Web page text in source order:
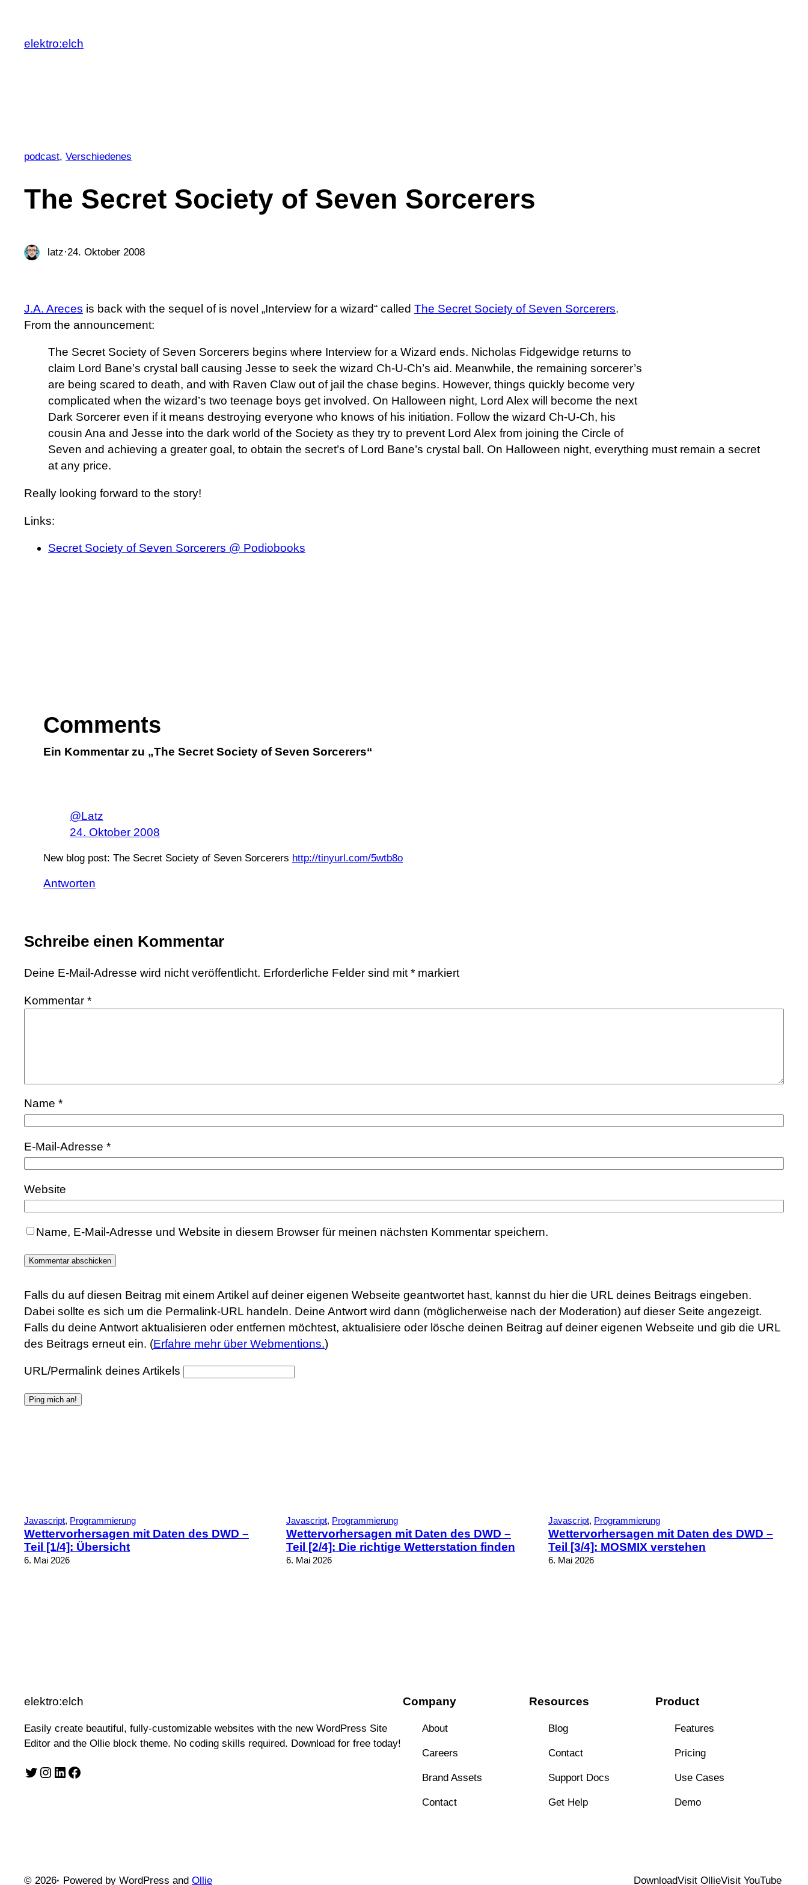
springen
elektro:elch
podcast, Verschiedenes
The Secret Society of Seven Sorcerers
latz·24. Oktober 2008
J.A. Areces is back with the sequel of is novel „Interview for a wizard“ called The Secret Society of Seven Sorcerers.
From the announcement:
The Secret Society of Seven Sorcerers begins where Interview for a Wizard ends. Nicholas Fidgewidge returns to
claim Lord Bane’s crystal ball causing Jesse to seek the wizard Ch-U-Ch’s aid. Meanwhile, the remaining sorcerer’s
are being scared to death, and with Raven Claw out of jail the chase begins. However, things quickly become very
complicated when the wizard’s two teenage boys get involved. On Halloween night, Lord Alex will become the next
Dark Sorcerer even if it means destroying everyone who knows of his initiation. Follow the wizard Ch-U-Ch, his
cousin Ana and Jesse into the dark world of the Society as they try to prevent Lord Alex from joining the Circle of
Seven and achieving a greater goal, to obtain the secret’s of Lord Bane’s crystal ball. On Halloween night, everything must remain a secret
at any price.
Really looking forward to the story!
Links:
Secret Society of Seven Sorcerers @ Podiobooks
Comments
Ein Kommentar zu „The Secret Society of Seven Sorcerers“
@Latz
24. Oktober 2008
New blog post: The Secret Society of Seven Sorcerers http://tinyurl.com/5wtb8o
Antworten
Schreibe einen Kommentar
Deine E-Mail-Adresse wird nicht veröffentlicht. Erforderliche Felder sind mit * markiert
Kommentar *
Name *
E-Mail-Adresse *
Website
Name, E-Mail-Adresse und Website in diesem Browser für meinen nächsten Kommentar speichern.
Falls du auf diesen Beitrag mit einem Artikel auf deiner eigenen Webseite geantwortet hast, kannst du hier die URL deines Beitrags eingeben.
Dabei sollte es sich um die Permalink-URL handeln. Deine Antwort wird dann (möglicherweise nach der Moderation) auf dieser Seite angezeigt.
Falls du deine Antwort aktualisieren oder entfernen möchtest, aktualisiere oder lösche deinen Beitrag auf deiner eigenen Webseite und gib die URL
des Beitrags erneut ein. (Erfahre mehr über Webmentions.)
URL/Permalink deines Artikels
Javascript, Programmierung
Wettervorhersagen mit Daten des DWD –
Teil [1/4]: Übersicht
6. Mai 2026
Javascript, Programmierung
Wettervorhersagen mit Daten des DWD –
Teil [2/4]: Die richtige Wetterstation finden
6. Mai 2026
Javascript, Programmierung
Wettervorhersagen mit Daten des DWD –
Teil [3/4]: MOSMIX verstehen
6. Mai 2026
elektro:elch
Easily create beautiful, fully-customizable websites with the new WordPress Site
Editor and the Ollie block theme. No coding skills required. Download for free today!
Twitter Instagram LinkedIn Facebook
Company
About
Careers
Brand Assets
Contact
Resources
Blog
Contact
Support Docs
Get Help
Product
Features
Pricing
Use Cases
Demo
© 2026· Powered by WordPress and Ollie DownloadVisit OllieVisit YouTube